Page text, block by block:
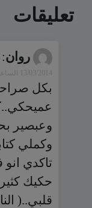
تعليقات
روان:
13/03/2014 الساعة 22:50
بكل
وعبصير
وكملي
تاكدي
حكيك
قلبي..(